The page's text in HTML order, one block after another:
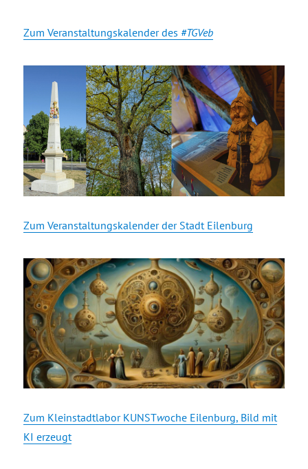
Zum Veranstaltungskalender des #TGVeb
Zum Veranstaltungskalender der Stadt Eilenburg
Zum Kleinstadtlabor KUNSTwoche Eilenburg, Bild mit
KI erzeugt